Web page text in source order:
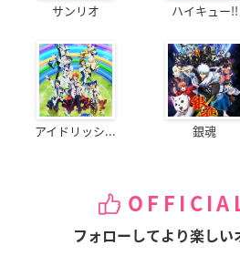
サンリオ ハイキュー!!
アイドリッシ... 銀魂
フォローしてより楽しい